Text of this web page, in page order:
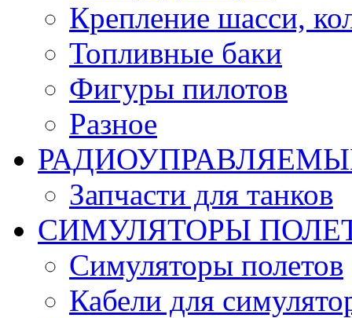
Крепление шасси,
Топливные баки
Фигуры пилотов
Разное
Запчасти для танков
СИМУЛЯТОРЫ
Симуляторы полетов
Кабели для